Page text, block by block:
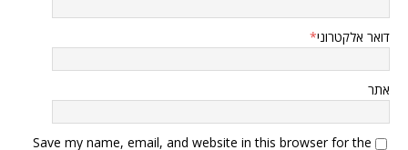
דואר אלקטרוני*
אתר
Save my name, email, and website in this browser for the